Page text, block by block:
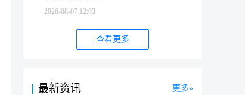
2026-08-07 12:03
查看更多
最新资讯 更多